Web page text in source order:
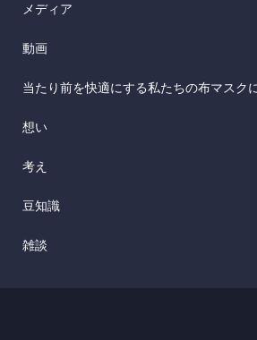
メディア
動画
当たり前を快適にする私たちの布マスク
想い
考え
豆知識
雑談